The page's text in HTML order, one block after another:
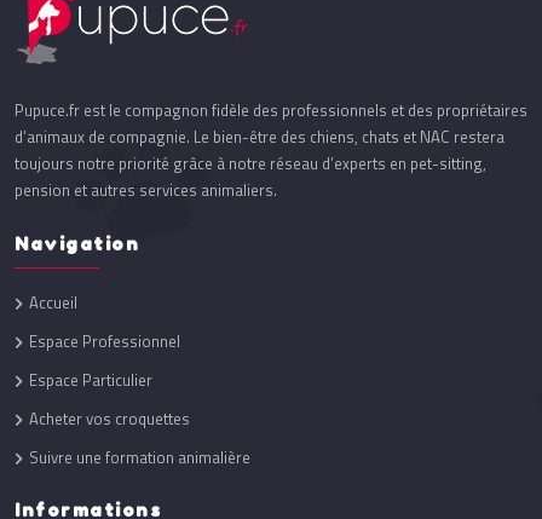
Pupuce.fr est le compagnon fidèle des professionnels et des propriétaires
d’animaux de compagnie. Le bien-être des chiens, chats et NAC restera
toujours notre priorité grâce à notre réseau d’experts en pet-sitting,
pension et autres services animaliers.
Navigation
Accueil
Espace Professionnel
Espace Particulier
Acheter vos croquettes
Suivre une formation animalière
Informations